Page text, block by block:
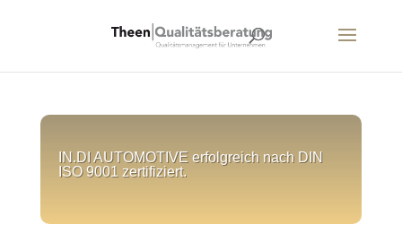
IN.DI AUTOMOTIVE erfolgreich nach DIN
ISO 9001 zertifiziert.